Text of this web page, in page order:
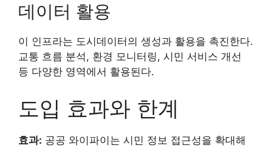
데이터 활용
이 인프라는 도시데이터의 생성과 활용을 촉진한다.
교통 흐름 분석, 환경 모니터링, 시민 서비스 개선
등 다양한 영역에서 활용된다.
도입 효과와 한계
효과: 공공 와이파이는 시민 정보 접근성을 확대해